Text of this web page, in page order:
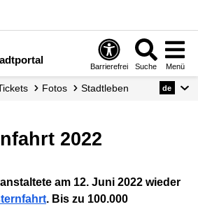
Barrierefrei Suche Menü
Fotos Stadtleben de
2022
am 12. Juni 2022 wieder
. Bis zu 100.000